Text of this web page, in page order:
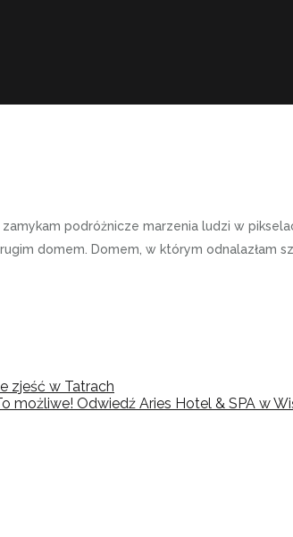
podróżnicze marzenia ludzi w
domem. Domem, w którym odnalazłam
zjeść w Tatrach
możliwe! Odwiedź Aries Hotel & SPA w